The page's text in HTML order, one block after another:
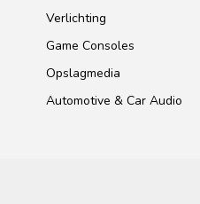
Verlichting
Game Consoles
Opslagmedia
Automotive & Car Audio